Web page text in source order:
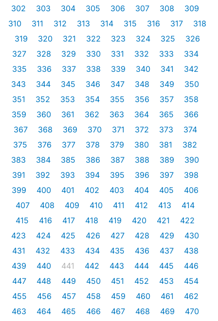
302 303 304 305 306 307 308
309
310
311 312 313 314 315 316 317
318
319
320 321 322 323 324 325
326
327
328 329 330 331 332 333
334
335
336 337 338 339 340 341
342
343
344 345 346 347 348 349
350
351
352 353 354 355 356 357
358
359
360 361 362 363 364 365
366
367
368 369 370 371 372 373
374
375
376 377 378 379 380 381
382
383
384 385 386 387 388 389
390
391
392 393 394 395 396 397
398
399
400 401 402 403 404 405
406
407
408 409 410 411 412 413
414
415
416 417 418 419 420 421
422
423
424 425 426 427 428 429
430
431
432 433 434 435 436 437
438
439
440 441 442 443 444 445
446
447
448 449 450 451 452 453
454
455
456 457 458 459 460 461
462
463
464 465 466 467 468 469
470